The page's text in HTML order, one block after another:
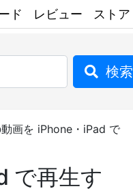
ド レビュー ストア
検索
画を iPhone・iPad で
で再生す